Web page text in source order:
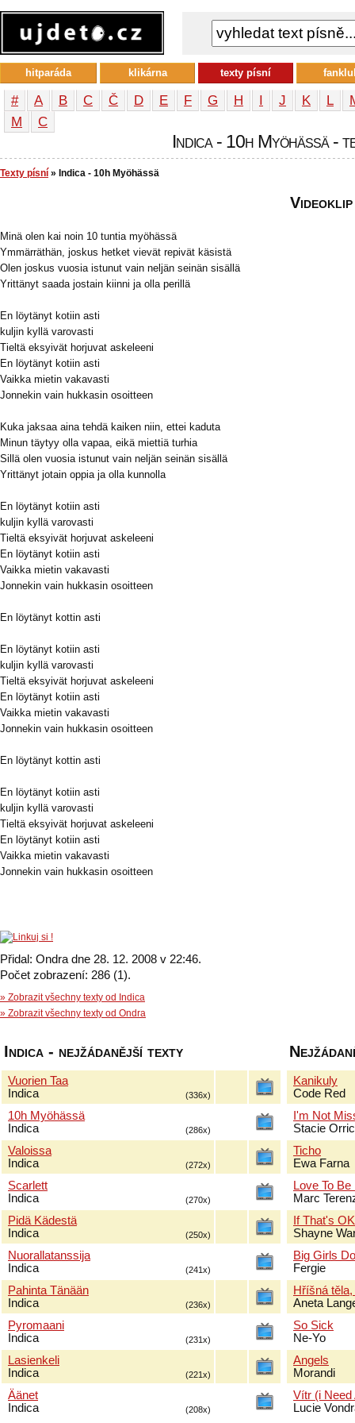
# A B C Č D E F G H I J K L
М
С
Indica - 10h Myöhässä -
Texty písní » Indica - 10h Myöhässä
Minä olen kai noin 10 tuntia myöhässä
Ymmärräthän, joskus hetket vievät repivät käsistä
Olen joskus vuosia istunut vain neljän seinän sisällä
Yrittänyt saada jostain kiinni ja olla perillä
En löytänyt kotiin asti
kuljin kyllä varovasti
Tieltä eksyivät horjuvat askeleeni
En löytänyt kotiin asti
Vaikka mietin vakavasti
Jonnekin vain hukkasin osoitteen
Kuka jaksaa aina tehdä kaiken niin, ettei kaduta
Minun täytyy olla vapaa, eikä miettiä turhia
Sillä olen vuosia istunut vain neljän seinän sisällä
Yrittänyt jotain oppia ja olla kunnolla
En löytänyt kotiin asti
kuljin kyllä varovasti
Tieltä eksyivät horjuvat askeleeni
En löytänyt kotiin asti
Vaikka mietin vakavasti
Jonnekin vain hukkasin osoitteen
En löytänyt kottin asti
En löytänyt kotiin asti
kuljin kyllä varovasti
Tieltä eksyivät horjuvat askeleeni
En löytänyt kotiin asti
Vaikka mietin vakavasti
Jonnekin vain hukkasin osoitteen
En löytänyt kottin asti
En löytänyt kotiin asti
kuljin kyllä varovasti
Tieltä eksyivät horjuvat askeleeni
En löytänyt kotiin asti
Vaikka mietin vakavasti
Jonnekin vain hukkasin osoitteen
Přidal: Ondra dne 28. 12. 2008 v 22:46.
Počet zobrazení: 286 (1).
» Zobrazit všechny texty od Indica
» Zobrazit všechny texty od Ondra
Videoklip
Indica - nejžádanější texty
Vuorien Taa
Indica
(336x)
10h Myöhässä
Indica
(286x)
Valoissa
Indica
(272x)
Scarlett
Indica
(270x)
Pidä Kädestä
Indica
(250x)
Nuorallatanssija
Indica
(241x)
Pahinta Tänään
Indica
(236x)
Pyromaani
Indica
(231x)
Lasienkeli
Indica
(221x)
Äänet
Indica
(208x)
Kanikuly
Code Red
I'm Not
Stacie
Ticho
Ewa Farna
Love To
Marc
If That's
Shayne
Big Girls
Fergie
Hříšná
Aneta
So Sick
Ne-Yo
Angels
Morandi
Vítr (i Need
Lucie
hitparáda klikárna texty písní